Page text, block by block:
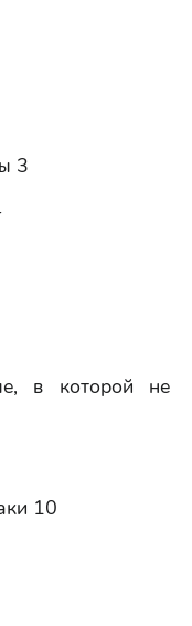
3
в которой не
10